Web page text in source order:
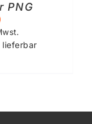
PNG
lieferbar